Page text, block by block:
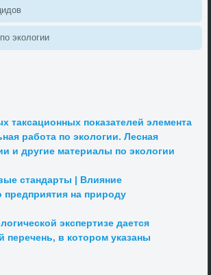
эколοгии
таксационных показателей элемента
работа по экологии. Лесная
и другие материалы по экологии
стандарты | Влияние
на природу
экспертизе дается
в котором указаны